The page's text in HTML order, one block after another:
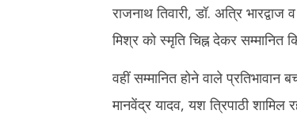
राजनाथ तिवारी, डॉ. अत्रि
मिश्र को स्मृति चिह्न देकर सम्मानित
वहीं सम्मानित होने वाले प्रतिभावान
मानवेंद्र यादव, यश त्रिपाठी